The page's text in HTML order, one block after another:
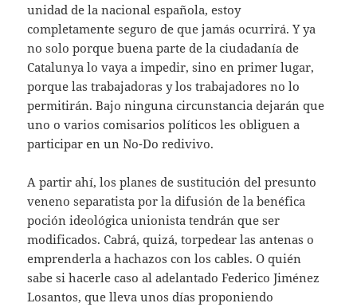
unidad de la nacional española, estoy
completamente seguro de que jamás ocurrirá. Y ya
no solo porque buena parte de la ciudadanía de
Catalunya lo vaya a impedir, sino en primer lugar,
porque las trabajadoras y los trabajadores no lo
permitirán. Bajo ninguna circunstancia dejarán que
uno o varios comisarios políticos les obliguen a
participar en un No-Do redivivo.
A partir ahí, los planes de sustitución del presunto
veneno separatista por la difusión de la benéfica
poción ideológica unionista tendrán que ser
modificados. Cabrá, quizá, torpedear las antenas o
emprenderla a hachazos con los cables. O quién
sabe si hacerle caso al adelantado Federico Jiménez
Losantos, que lleva unos días proponiendo